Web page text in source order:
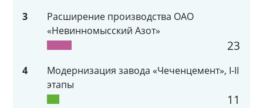
3
Расширение производства ОАО
«Невинномысский Азот»
23
4
Модернизация завода «Чеченцемент», I-II
этапы
11